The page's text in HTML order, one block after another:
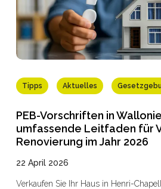
Tipps Aktuelles
PEB-Vorschriften in
umfassende Leitfaden für
Renovierung im Jahr 2026
22 April 2026
Verkaufen Sie Ihr Haus in Henri-